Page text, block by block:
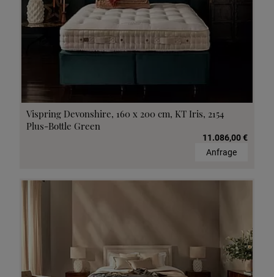
Vispring Devonshire, 160 x 200 cm, KT Iris, 2154
Plus-Bottle Green
11.086,00 €
Anfrage